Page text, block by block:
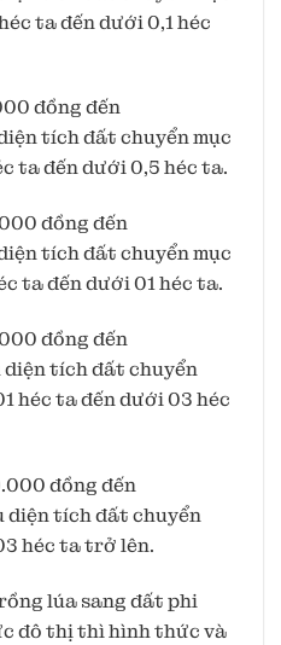
ta đến dưới 0,1 héc
đồng đến
tích đất chuyển mục
ta đến dưới 0,5 héc ta.
đồng đến
tích đất chuyển mục
ta đến dưới 01 héc ta.
đồng đến
tích đất chuyển
héc ta đến dưới 03 héc
đồng đến
diện tích đất chuyển
héc ta trở lên.
lúa sang đất phi
đô thị thì hình thức và